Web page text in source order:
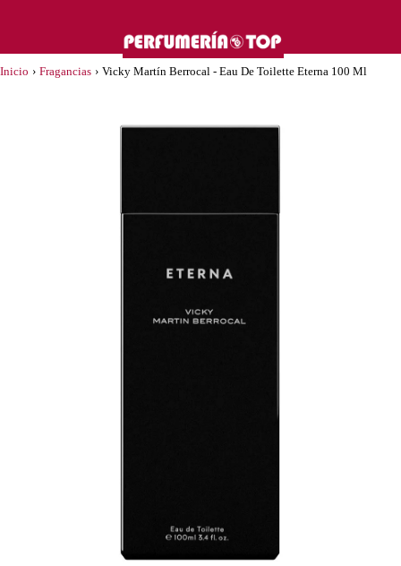
Inicio › Fragancias › Vicky Martín Berrocal - Eau De Toilette Eterna 100 Ml